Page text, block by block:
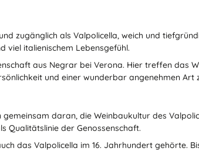
zugänglich als Valpolicella, weich und
viel italienischem Lebensgefühl.
aus Negrar bei Verona. Hier treffen das
und einer wunderbar angenehmen Art
daran, die Weinbaukultur des
Qualitätslinie der Genossenschaft.
das Valpolicella im 16. Jahrhundert gehörte.